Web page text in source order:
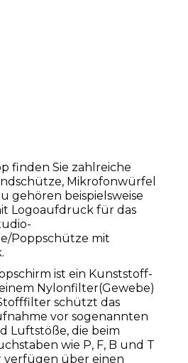
finden Sie zahlreiche
Mikrofonwürfel
gehören beispielsweise
Logoaufdruck für das
Poppschütze mit
ist ein Kunststoff-
Nylonfilter(Gewebe)
schützt das
vor sogenannten
Luftstöße, die beim
wie P, F, B und T
über einen